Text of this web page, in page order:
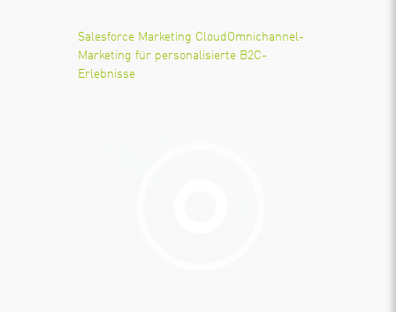
Salesforce Marketing Cloud Omnichannel-
Marketing für personalisierte B2C-
Erlebnisse